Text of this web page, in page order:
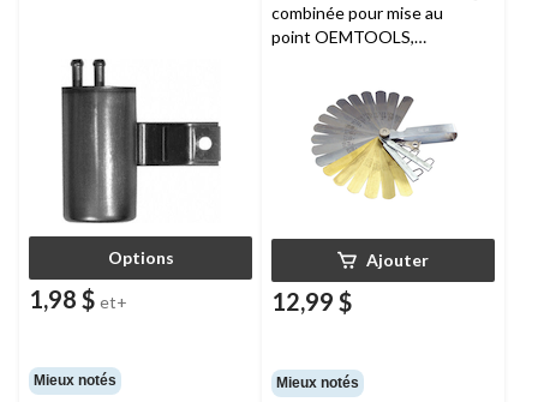
Options
1,98 $ et+
Mieux notés
combinée pour mise au
point OEMTOOLS,
Ajouter
12,99 $
Mieux notés